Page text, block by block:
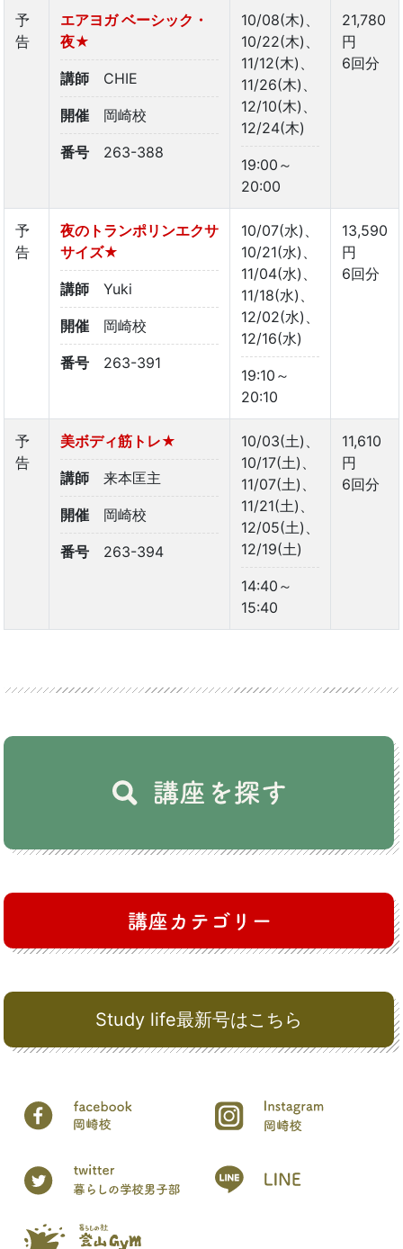
Study life最新号はこちら
予
告
エアヨガ ベーシック・
夜★
講師 CHIE
開催 岡崎校
番号 263-388
10/08(木)、
10/22(木)、
11/12(木)、
11/26(木)、
12/10(木)、
12/24(木)
19:00～
20:00
21,780
円
6回分
予
告
夜のトランポリンエクサ
サイズ★
講師 Yuki
開催 岡崎校
番号 263-391
10/07(水)、
10/21(水)、
11/04(水)、
11/18(水)、
12/02(水)、
12/16(水)
19:10～
20:10
13,590
円
6回分
予
告
美ボディ筋トレ★
講師 来本匡主
開催 岡崎校
番号 263-394
10/03(土)、
10/17(土)、
11/07(土)、
11/21(土)、
12/05(土)、
12/19(土)
14:40～
15:40
11,610
円
6回分